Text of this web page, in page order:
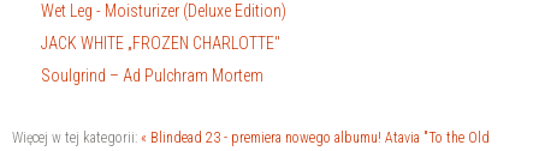
Wet Leg - Moisturizer (Deluxe Edition)
JACK WHITE „FROZEN CHARLOTTE"
Soulgrind – Ad Pulchram Mortem
Więcej w tej kategorii: « Blindead 23 - premiera nowego albumu! Atavia "To the Old